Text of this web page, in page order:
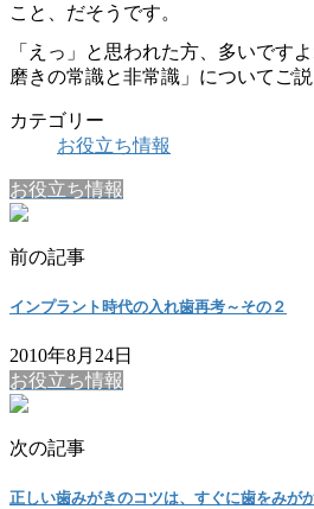
こと、だそうです。
「えっ」と思われた方、多いです
磨きの常識と非常識」についてご説
カテゴリー
お役立ち情報
お役立ち情報
前の記事
インプラント時代の入れ歯再考～その２
2010年8月24日
お役立ち情報
次の記事
正しい歯みがきのコツは、すぐに歯をみが